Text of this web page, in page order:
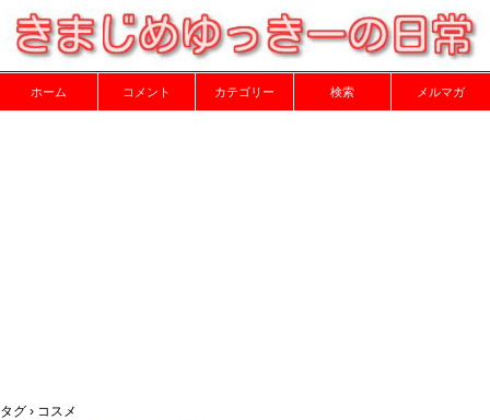
ホーム コメント カテゴリー 検索 メルマガ
タグ › コスメ